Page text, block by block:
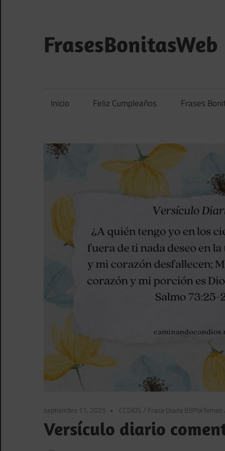
contenido
FrasesBonitasWeb
y
frases
diarias
Inicio Feliz Cumpleaños Frases
septiembre 11, 2025 CCDIOS / Frase Diaria BBPorTemas
Versículo diario